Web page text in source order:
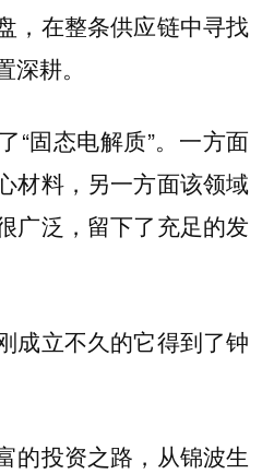
，在整条供应链中寻找
耕。
“固态电解质”。一方面
材料，另一方面该领域
广泛，留下了充足的发
成立不久的它得到了钟
的投资之路，从锦波生